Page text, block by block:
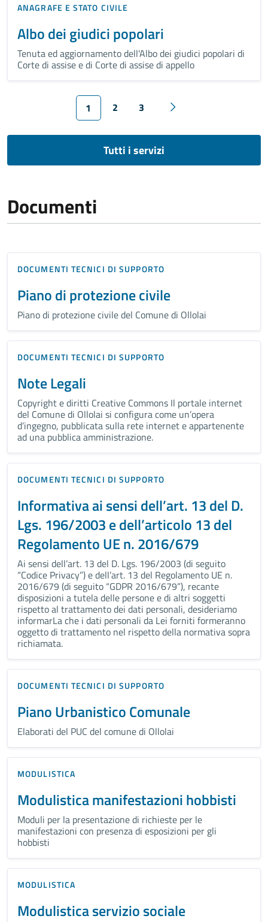
ANAGRAFE E STATO CIVILE
Albo dei giudici popolari
Tenuta ed aggiornamento dell'Albo dei giudici popolari di
Corte di assise e di Corte di assise di appello
1 2 3
Tutti i servizi
Documenti
DOCUMENTI TECNICI DI SUPPORTO
Piano di protezione civile
Piano di protezione civile del Comune di Ollolai
DOCUMENTI TECNICI DI SUPPORTO
Note Legali
Copyright e diritti Creative Commons Il portale internet
del Comune di Ollolai si configura come un’opera
d’ingegno, pubblicata sulla rete internet e appartenente
ad una pubblica amministrazione.
DOCUMENTI TECNICI DI SUPPORTO
Informativa ai sensi dell’art. 13 del D.
Lgs. 196/2003 e dell’articolo 13 del
Regolamento UE n. 2016/679
Ai sensi dell’art. 13 del D. Lgs. 196/2003 (di seguito
“Codice Privacy”) e dell’art. 13 del Regolamento UE n.
2016/679 (di seguito “GDPR 2016/679”), recante
disposizioni a tutela delle persone e di altri soggetti
rispetto al trattamento dei dati personali, desideriamo
informarLa che i dati personali da Lei forniti formeranno
oggetto di trattamento nel rispetto della normativa sopra
richiamata.
DOCUMENTI TECNICI DI SUPPORTO
Piano Urbanistico Comunale
Elaborati del PUC del comune di Ollolai
MODULISTICA
Modulistica manifestazioni hobbisti
Moduli per la presentazione di richieste per le
manifestazioni con presenza di esposizioni per gli
hobbisti
MODULISTICA
Modulistica servizio sociale